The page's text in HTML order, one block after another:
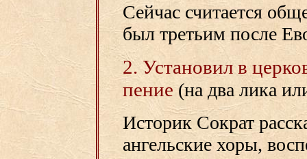
Сейчас считается
был третьим после
2. Установил в
пение (на два лика
Историк Сократ
ангельские хоры,